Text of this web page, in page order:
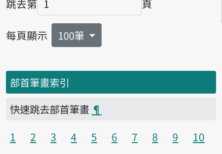
跳去第
頁碼
頁
每頁顯示 100筆
部首筆畫索引
快速跳去部首筆畫 ¶
1
2 3 4 5 6 7 8 9
10